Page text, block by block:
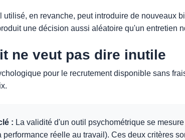
utilisé, en revanche, peut introduire de nouveaux
une décision aussi aléatoire qu'un entretien
ne veut pas dire inutile
pour le recrutement disponible sans
: La validité d'un outil psychométrique se
performance réelle au travail). Ces deux critères